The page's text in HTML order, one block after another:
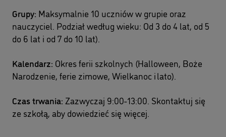
Grupy: Maksymalnie 10 uczniów w grupie oraz
nauczyciel. Podział według wieku: Od 3 do 4 lat, od 5
do 6 lat i od 7 do 10 lat).
Kalendarz: Okres ferii szkolnych (Halloween, Boże
Narodzenie, ferie zimowe, Wielkanoc i lato).
Czas trwania: Zazwyczaj 9:00-13:00. Skontaktuj się
ze szkołą, aby dowiedzieć się więcej.